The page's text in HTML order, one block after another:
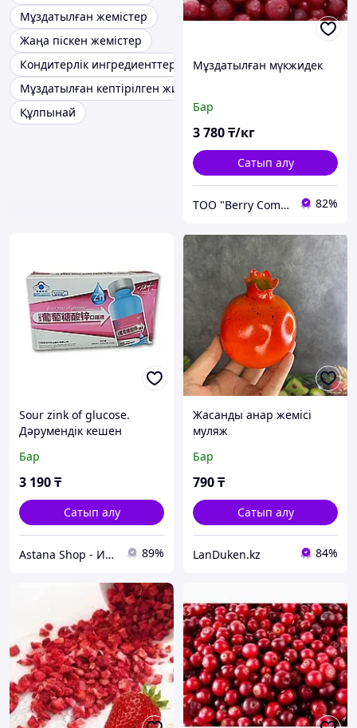
Мұздатылған жемістер
Жаңа піскен жемістер
Кондитерлік ингредиенттер
Мұздатылған кептірілген жидектер
Құлпынай
Мұздатылған мүкжидек
Бар
3 780₸/кг
Сатып алу
ТОО "Berry Company" 82%
Sour zink of glucose.
Дәрумендік кешен
Бар
3 190₸
Сатып алу
Astana Shop - Интернет Магазин 89%
Жасанды анар жемісі
муляж
Бар
790₸
Сатып алу
LanDuken.kz 84%